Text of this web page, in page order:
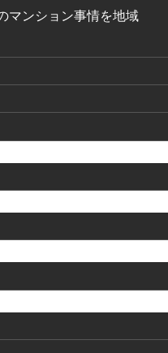
マンション事情を地域